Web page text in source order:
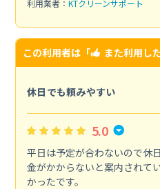
利用業者： KTクリーンサポート
この利用者は「 また利用し
休日でも頼みやすい
5.0
平日は予定が合わないので休
金がかからないと案内されて
かったです。